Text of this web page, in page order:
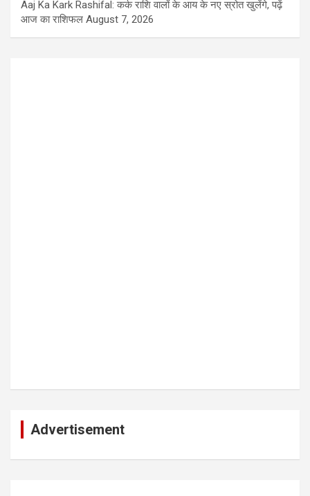
Aaj Ka Kark Rashifal: कर्क राशि वालों के आय के नए स्रोत खुलेंगे, पढ़ें
आज का राशिफल August 7, 2026
Advertisement